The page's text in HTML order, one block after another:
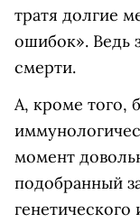
тратя долгие
ошибок». Ведь
смерти.
А, кроме того,
момент
подобранный
генетического